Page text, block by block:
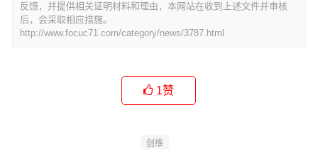
反馈，并提供相关证明材料和理由，本网站在收到上述文件并审核
后，会采取相应措施。
http://www.focuc71.com/category/news/3787.html
1赞
创维